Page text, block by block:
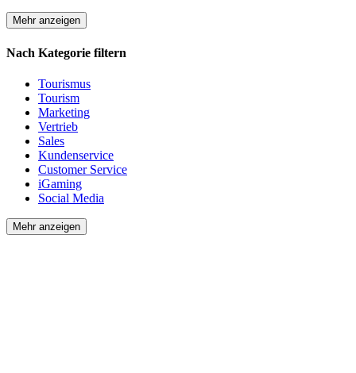
Mehr anzeigen
Nach Kategorie filtern
Tourismus
Tourism
Marketing
Vertrieb
Sales
Kundenservice
Customer Service
iGaming
Social Media
Mehr anzeigen